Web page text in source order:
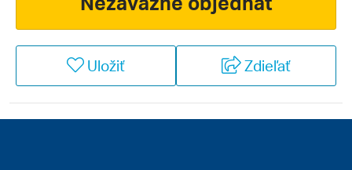
najzaujímavejšie hlavné mesto Londýn. Aj ďalšie
mestá a miesta krajiny však stoja za pozornosť. Ide
najmä o univerzitné mestá Oxford a Cambridge,
škótsku metropolu Edinburgh a napríklad aj
preslávené mestá Manchester a Liverpool. Môžete sa
tu vydať aj po stopách najslávnejšieho dramatika
Uložiť Zdieľať